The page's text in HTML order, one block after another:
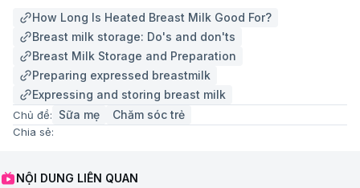
How Long Is Heated Breast Milk Good For?
Breast milk storage: Do's and don'ts
Breast Milk Storage and Preparation
Preparing expressed breastmilk
Expressing and storing breast milk
Chủ đề: Sữa mẹ Chăm sóc trẻ
Chia sẻ:
NỘI DUNG LIÊN QUAN